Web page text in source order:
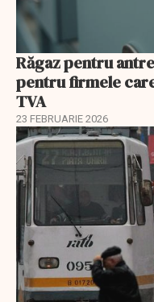
Răgaz pentru
pentru firmele
TVA
23 FEBRUARIE 2026
EXCLUSIV